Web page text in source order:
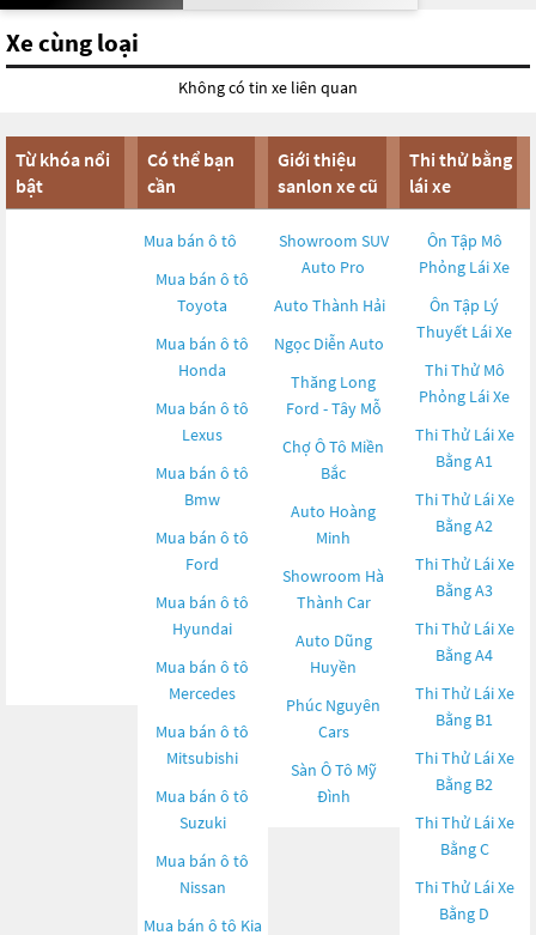
Xe cùng loại
Không có tin xe liên quan
Từ khóa nổi
bật
Có thể bạn
cần
Mua bán ô tô
Mua bán ô tô
Toyota
Mua bán ô tô
Honda
Mua bán ô tô
Lexus
Mua bán ô tô
Bmw
Mua bán ô tô
Ford
Mua bán ô tô
Hyundai
Mua bán ô tô
Mercedes
Mua bán ô tô
Mitsubishi
Mua bán ô tô
Suzuki
Mua bán ô tô
Nissan
Mua bán ô tô Kia
Giới thiệu
sanlon xe cũ
Showroom SUV
Auto Pro
Auto Thành Hải
Ngọc Diễn Auto
Thăng Long
Ford - Tây Mỗ
Chợ Ô Tô Miền
Bắc
Auto Hoàng
Minh
Showroom Hà
Thành Car
Auto Dũng
Huyền
Phúc Nguyên
Cars
Sàn Ô Tô Mỹ
Đình
Thi thử bằng
lái xe
Ôn Tập Mô
Phỏng Lái Xe
Ôn Tập Lý
Thuyết Lái Xe
Thi Thử Mô
Phỏng Lái Xe
Thi Thử Lái Xe
Bằng A1
Thi Thử Lái Xe
Bằng A2
Thi Thử Lái Xe
Bằng A3
Thi Thử Lái Xe
Bằng A4
Thi Thử Lái Xe
Bằng B1
Thi Thử Lái Xe
Bằng B2
Thi Thử Lái Xe
Bằng C
Thi Thử Lái Xe
Bằng D